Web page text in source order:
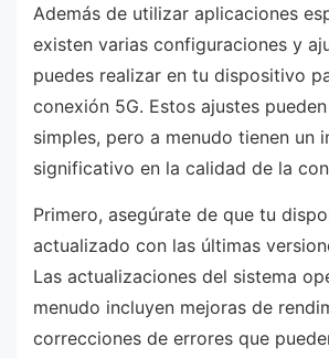
Además de utilizar aplicaciones
existen varias configuraciones y
puedes realizar en tu dispositivo
conexión 5G. Estos ajustes
simples, pero a menudo tienen un
significativo en la calidad de la
Primero, asegúrate de que tu
actualizado con las últimas
Las actualizaciones del sistema
menudo incluyen mejoras de
correcciones de errores que